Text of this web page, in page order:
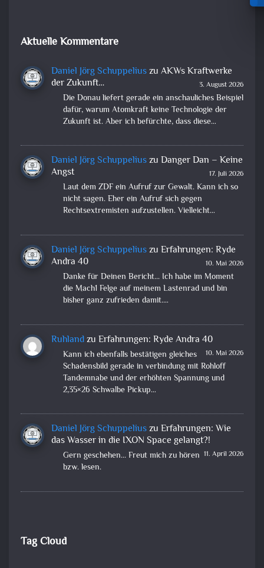
Aktuelle Kommentare
Daniel Jörg Schuppeliuszu AKWs Kraftwerke
der Zukunft…
3. August 2026
Die Donau liefert gerade ein anschauliches Beispiel
dafür, warum Atomkraft keine Technologie der
Zukunft ist. Aber ich befürchte, dass diese…
Daniel Jörg Schuppeliuszu Danger Dan – Keine
Angst
17. Juli 2026
Laut dem ZDF ein Aufruf zur Gewalt. Kann ich so
nicht sagen. Eher ein Aufruf sich gegen
Rechtsextremisten aufzustellen. Vielleicht…
Daniel Jörg Schuppeliuszu Erfahrungen: Ryde
Andra 40
10. Mai 2026
Danke für Deinen Bericht... Ich habe im Moment
die Mach1 Felge auf meinem Lastenrad und bin
bisher ganz zufrieden damit.…
Ruhlandzu Erfahrungen: Ryde Andra 40
10. Mai 2026
Kann ich ebenfalls bestätigen gleiches
Schadensbild gerade in verbindung mit Rohloff
Tandemnabe und der erhöhten Spannung und
2,35×26 Schwalbe Pickup…
Daniel Jörg Schuppeliuszu Erfahrungen: Wie
das Wasser in die IXON Space gelangt?!
11. April 2026
Gern geschehen... Freut mich zu hören
bzw. lesen.
Tag Cloud